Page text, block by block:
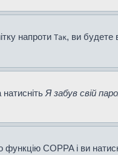
напроти Так, ви будете
Я забув свій
COPPA і ви